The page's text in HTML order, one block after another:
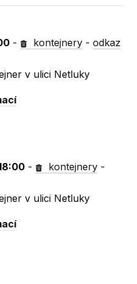
- kontejnery -odkaz
v ulici Netluky
- kontejnery -
v ulici Netluky